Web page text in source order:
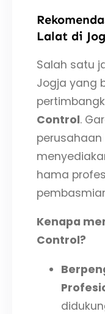
Lalat di
Salah satu
Jogja yang
Control.
hama
Kenapa
Control?